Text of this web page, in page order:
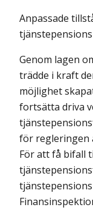
Anpassade
Genom lagen
trädde i kraft
möjlighet
fortsätta driva
för regleringen
För att få bifall